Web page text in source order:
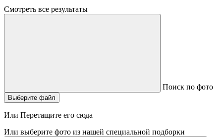
Смотреть все результаты
Поиск по фото
Выберите файл
Или Перетащите его сюда
Или выберите фото из нашей специальной подборки